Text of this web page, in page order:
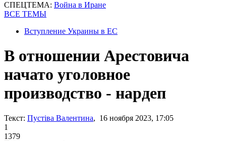
СПЕЦТЕМА: Война в Иране
ВСЕ ТЕМЫ
Вступление Украины в ЕС
В отношении Арестовича
начато уголовное
производство - нардеп
Текст: Пустіва Валентина, 16 ноября 2023, 17:05
1
1379